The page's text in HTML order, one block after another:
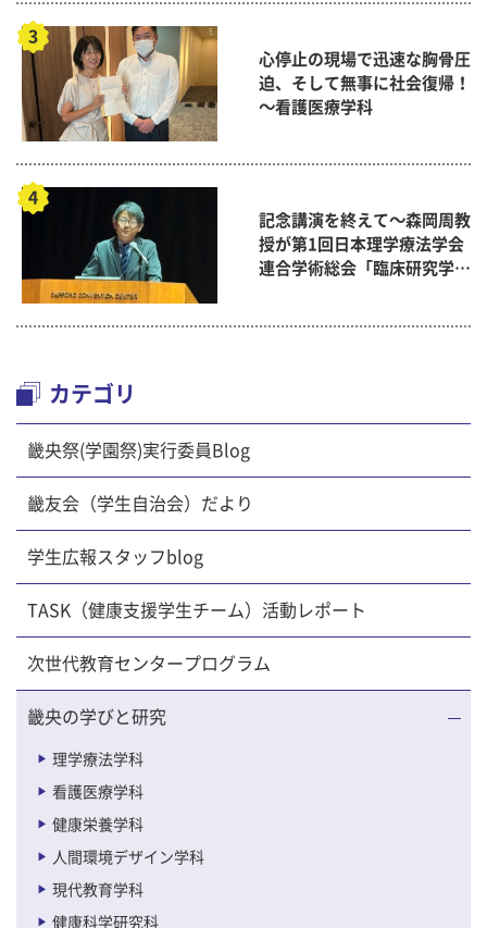
心停止の現場で迅速な胸骨圧
迫、そして無事に社会復帰！
～看護医療学科
記念講演を終えて～森岡周教
授が第1回日本理学療法学会
連合学術総会「臨床研究学術
カテゴリ
畿央祭(学園祭)実行委員Blog
畿友会（学生自治会）だより
学生広報スタッフblog
TASK（健康支援学生チーム）活動レポート
次世代教育センタープログラム
畿央の学びと研究
理学療法学科
看護医療学科
健康栄養学科
人間環境デザイン学科
現代教育学科
健康科学研究科